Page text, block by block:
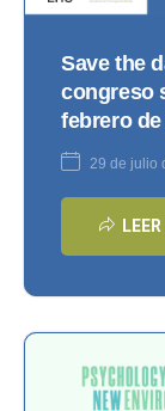
Save the
congreso
febrero de
29 de julio